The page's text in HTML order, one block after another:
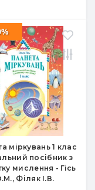
міркувань 1 клас
посібник з
мислення - Гісь
Філяк І.В.